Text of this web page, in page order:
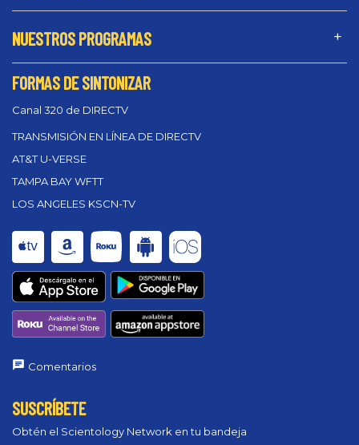
NUESTROS PROGRAMAS
FORMAS DE SINTONIZAR
Canal 320 de DIRECTV
TRANSMISIÓN EN LÍNEA DE DIRECTV
AT&T U-VERSE
TAMPA BAY WFTT
LOS ANGELES KSCN-TV
Comentarios
SUSCRÍBETE
Obtén el Scientology Network en tu bandeja